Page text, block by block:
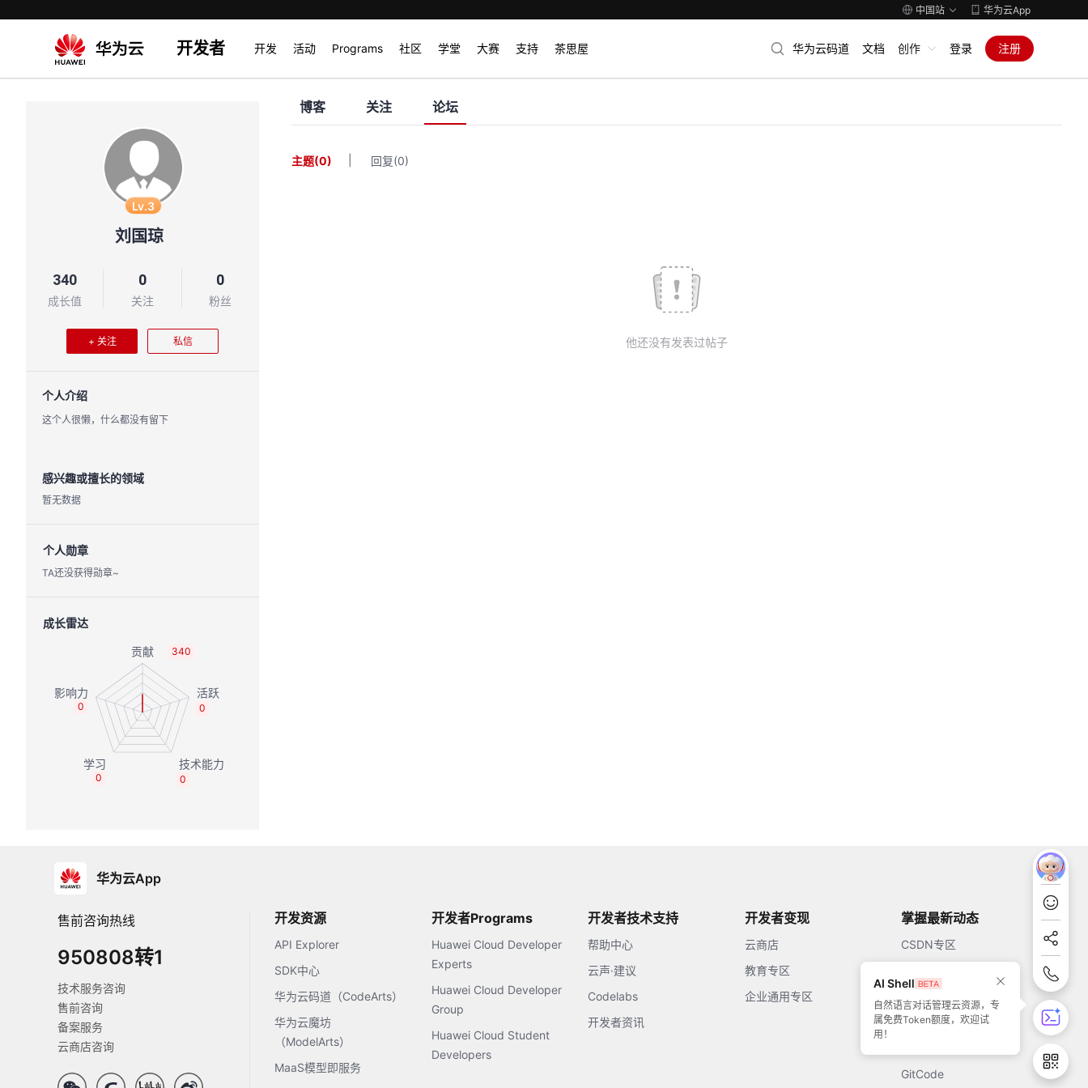
中国站 华为云App
开发者 开发 活动 Programs 社区 学堂 大赛 支持 茶思屋 华为云码道 文档 创作 登录 注册
Lv.3
刘国琼
340
成长值
0
关注
0
粉丝
+ 关注 私信
个人介绍
这个人很懒，什么都没有留下
感兴趣或擅长的领域
暂无数据
个人勋章
TA还没获得勋章~
成长雷达
340
0
0
0
0
博客 关注 论坛
主题(0) 回复(0)
他还没有发表过帖子
华为云App
售前咨询热线
950808转1
技术服务咨询
售前咨询
备案服务
云商店咨询
开发资源
API Explorer
SDK中心
华为云码道（CodeArts）
华为云魔坊
（ModelArts）
MaaS模型即服务
开发者Programs
Huawei Cloud Developer
Experts
Huawei Cloud Developer
Group
Huawei Cloud Student
Developers
开发者技术支持
帮助中心
云声·建议
Codelabs
开发者资讯
开发者变现
云商店
教育专区
企业通用专区
掌握最新动态
CSDN专区
51CTO
GitCode
AI Shell
自然语言对话管理云资源，专
属免费Token额度，欢迎试
用！